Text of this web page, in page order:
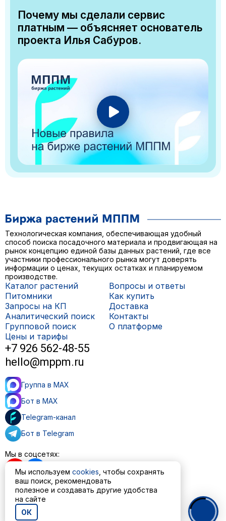
Почему мы сделали сервис
платным — объясняет основатель
проекта Илья Сабуров.
Технологическая компания, обеспечивающая удобный
способ поиска посадочного материала и продвигающая на
рынок концепцию единой базы данных растений, где все
участники профессионального рынка могут доверять
информации о ценах, текущих остатках и планируемом
производстве.
Каталог растений
Питомники
Запросы на КП
Аналитический поиск
Групповой поиск
Цены и тарифы
Вопросы и ответы
Как купить
Доставка
Контакты
О платформе
+7 926 562-48-55
hello@mppm.ru
Группа в MAX
Бот в MAX
Telegram-канал
Бот в Telegram
Мы в соцсетях:
Пользовательское соглашение
Политика обработки персональных данных
© ООО «МППМ» 2023—2026
Мы используем cookies , чтобы сохранять
ваш поиск, рекомендовать
полезное и создавать другие удобства
на сайте
ОК